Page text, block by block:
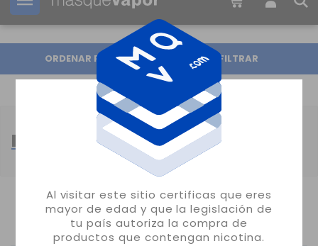
Al visitar este sitio certificas que eres
mayor de edad y que la legislación de
tu país autoriza la compra de
productos que contengan nicotina.
Tu pedido puede ser enviado en 46m:
ORDENAR POR FILTRAR
MSTQ LONGFILLS
MOSTRANDO 1-10 DE 10 ARTÍCULO(S)